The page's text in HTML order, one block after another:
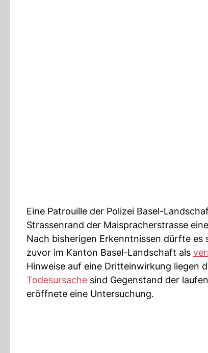
Eine Patrouille der Polizei Basel-
Strassenrand der Maispracherstrasse
Nach bisherigen Erkenntnissen dürfte es
zuvor im Kanton Basel-Landschaft als
Hinweise auf eine Dritteinwirkung liegen
Todesursache sind Gegenstand der
eröffnete eine Untersuchung.